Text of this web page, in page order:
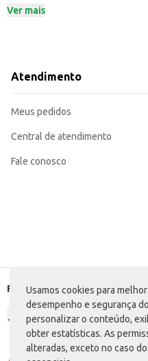
Usamos cookies para
desempenho e segurança
personalizar o conteúdo,
obter estatísticas. As
alteradas, exceto no caso
Dicas de uso:
O Refresco Líquido Dafruta
consumidor final quanto para o
Departamento: Bebidas
Conteúdo: 1L
Ver mais
Atendimento
Meus pedidos
Central de atendimento
Fale conosco
Formas de pagamento